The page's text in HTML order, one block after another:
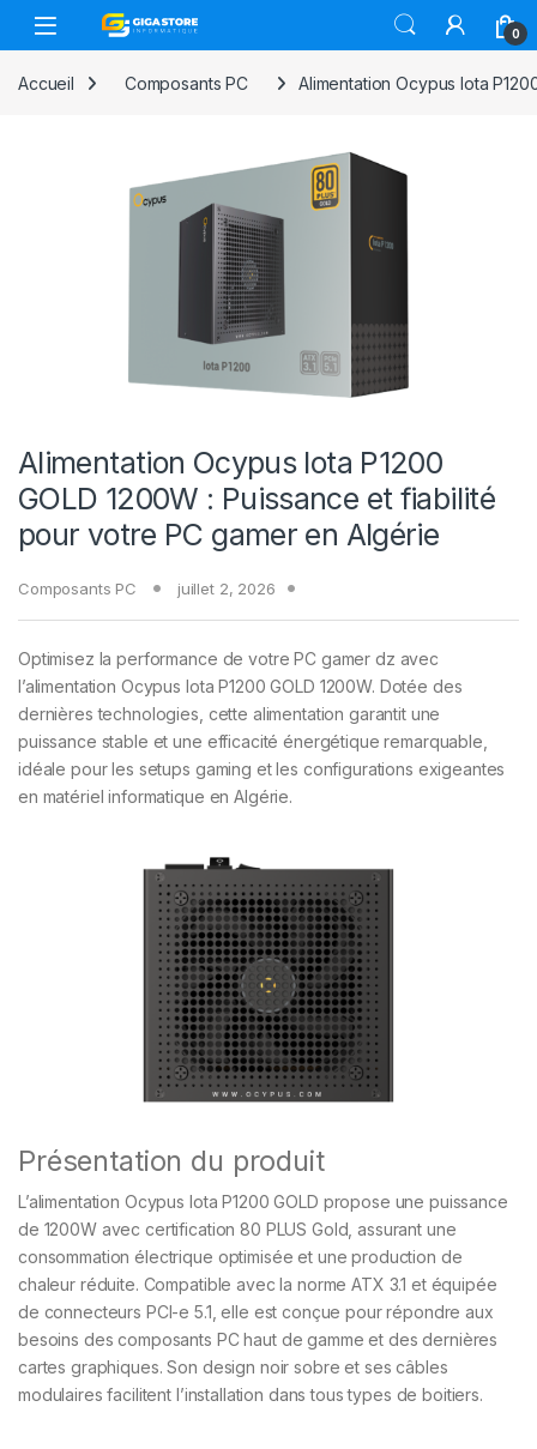
Skip to navigation
Skip to content
0
Accueil Composants PC Alimentation Ocypus Iota
Alimentation Ocypus Iota P1200
GOLD 1200W : Puissance et fiabilité
pour votre PC gamer en Algérie
Composants PC juillet 2, 2026
Optimisez la performance de votre PC gamer dz avec
l’alimentation Ocypus Iota P1200 GOLD 1200W. Dotée des
dernières technologies, cette alimentation garantit une
puissance stable et une efficacité énergétique remarquable,
idéale pour les setups gaming et les configurations exigeantes
en matériel informatique en Algérie.
Présentation du produit
L’alimentation Ocypus Iota P1200 GOLD propose une puissance
de 1200W avec certification 80 PLUS Gold, assurant une
consommation électrique optimisée et une production de
chaleur réduite. Compatible avec la norme ATX 3.1 et équipée
de connecteurs PCI-e 5.1, elle est conçue pour répondre aux
besoins des composants PC haut de gamme et des dernières
cartes graphiques. Son design noir sobre et ses câbles
modulaires facilitent l’installation dans tous types de boitiers.